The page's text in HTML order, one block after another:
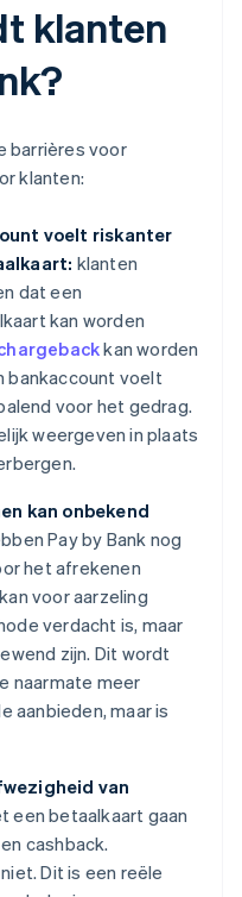
klanten
barrières voor
klanten:
voelt riskanter
klanten
dat een
kan worden
kan worden
bankaccount voelt
voor het gedrag.
weergeven in plaats
kan onbekend
Pay by Bank nog
het afrekenen
voor aarzeling
verdacht is, maar
zijn. Dit wordt
naarmate meer
aanbieden, maar is
van
een betaalkaart gaan
cashback.
Dit is een reële